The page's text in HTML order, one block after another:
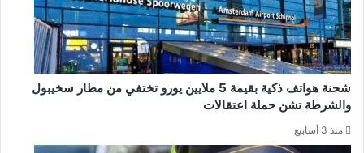
شحنة هواتف ذكية بقيمة 5 ملايين يورو تختفي من مطار سخيبول
والشرطة تشن حملة اعتقالات
منذ 3 أسابيع